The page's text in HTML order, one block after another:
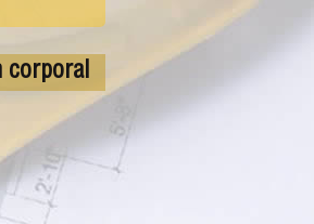
corporal